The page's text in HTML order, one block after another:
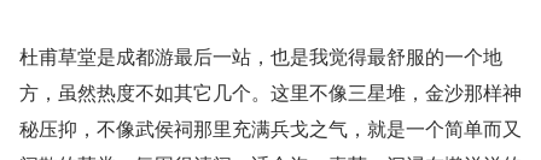
杜甫草堂是成都游最后一站，也是我觉得最舒服的一个地
方，虽然热度不如其它几个。这里不像三星堆，金沙那样神
秘压抑，不像武侯祠那里充满兵戈之气，就是一个简单而又